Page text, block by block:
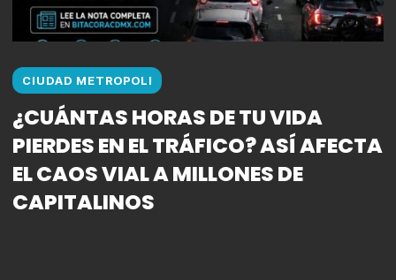
CIUDAD METROPOLI
¿CUÁNTAS HORAS DE TU VIDA
PIERDES EN EL TRÁFICO? ASÍ AFECTA
EL CAOS VIAL A MILLONES DE
CAPITALINOS